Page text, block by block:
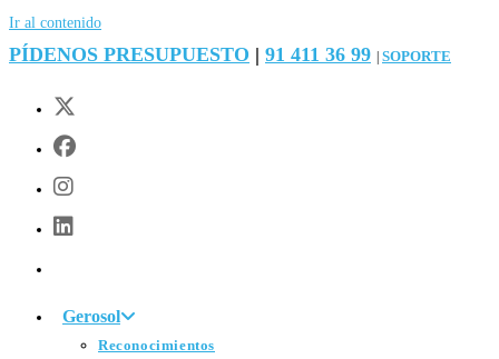
Ir al contenido
PÍDENOS PRESUPUESTO | 91 411 36 99 SOPORTE
Gerosol
Reconocimientos